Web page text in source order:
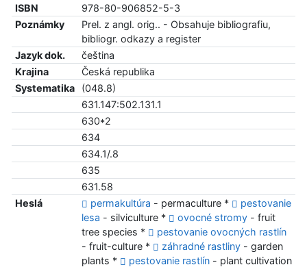
ISBN
978-80-906852-5-3
Poznámky
Prel. z angl. orig.. - Obsahuje bibliografiu,
bibliogr. odkazy a register
Jazyk dok.
čeština
Krajina
Česká republika
Systematika
(048.8)
631.147:502.131.1
630*2
634
634.1/.8
635
631.58
Heslá
permakultúra - permaculture *
pestovanie
lesa - silviculture * ovocné stromy- fruit
tree species *
pestovanie ovocných rastlín
- fruit-culture *
záhradné rastliny- garden
plants *
pestovanie rastlín- plant cultivation